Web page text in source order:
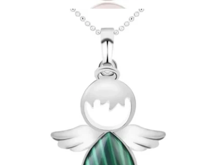
Ouvrir le média 14 en mode modal